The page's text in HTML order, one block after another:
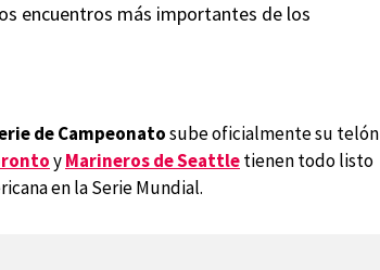
encuentros más importantes de los
de Campeonatosube oficialmente su telón
yMarineros de Seattletienen todo listo
en la Serie Mundial.